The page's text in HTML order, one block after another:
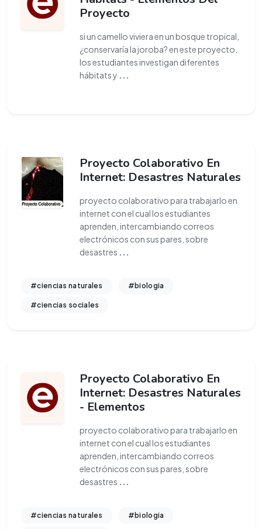
Proyecto
si un camello viviera en un bosque tropical,
¿conservaría la joroba? en este proyecto,
los estudiantes investigan diferentes
hábitats y ...
Proyecto Colaborativo En
Internet: Desastres Naturales
proyecto colaborativo para trabajarlo en
internet con el cual los estudiantes
aprenden, intercambiando correos
electrónicos con sus pares, sobre
desastres ...
#ciencias naturales #biologia
#ciencias sociales
Proyecto Colaborativo En
Internet: Desastres Naturales
- Elementos
proyecto colaborativo para trabajarlo en
internet con el cual los estudiantes
aprenden, intercambiando correos
electrónicos con sus pares, sobre
desastres ...
#ciencias naturales #biologia